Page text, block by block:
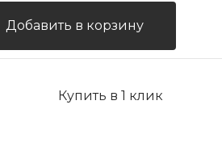
Добавить в корзину
Купить в 1 клик